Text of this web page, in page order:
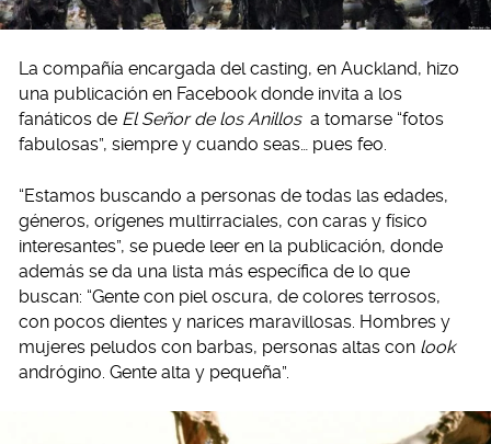
La compañía encargada del casting, en Auckland, hizo
una publicación en Facebook donde invita a los
fanáticos de El Señor de los Anillos a tomarse “fotos
fabulosas”, siempre y cuando seas… pues feo.
“Estamos buscando a personas de todas las edades,
géneros, orígenes multirraciales, con caras y físico
interesantes”, se puede leer en la publicación, donde
además se da una lista más específica de lo que
buscan: “Gente con piel oscura, de colores terrosos,
con pocos dientes y narices maravillosas. Hombres y
mujeres peludos con barbas, personas altas con look
andrógino. Gente alta y pequeña”.